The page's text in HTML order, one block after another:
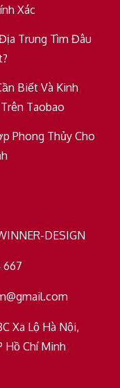
Xác
Trung Tìm Đâu
Biết Và Kinh
Taobao
Phong Thủy Cho
DESIGN
667
Xa Lộ Hà Nội,
Hồ Chí Minh